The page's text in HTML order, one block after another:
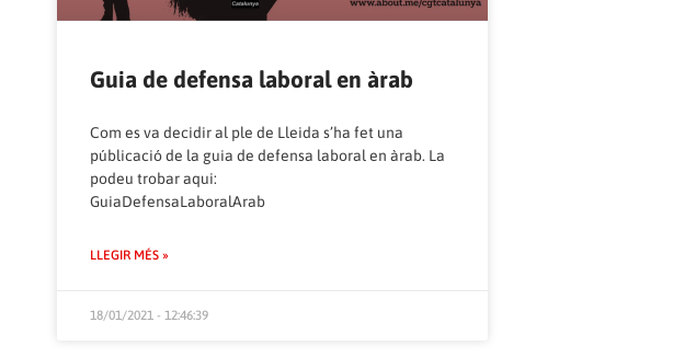
Guia de defensa laboral en àrab
Com es va decidir al ple de Lleida s’ha fet una
públicació de la guia de defensa laboral en àrab. La
podeu trobar aqui:
GuiaDefensaLaboralArab
LLEGIR MÉS »
18/01/2021 - 12:46:39